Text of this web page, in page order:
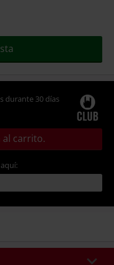
durante 30 días
al carrito.